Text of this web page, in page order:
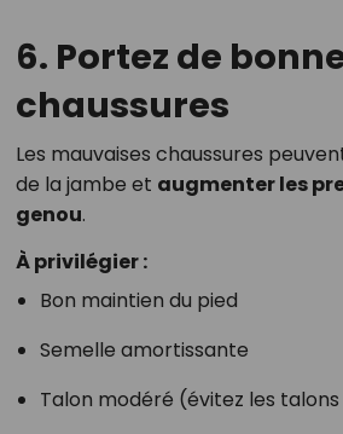
6. Portez de
chaussures
Les mauvaises chaussures
de la jambe et augmenter les
genou.
À privilégier :
Bon maintien du pied
Semelle amortissante
Talon modéré (évitez les